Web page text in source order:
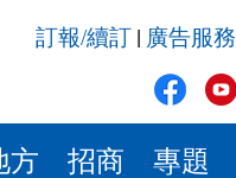
訂報/續訂 廣告服務
方 招商 專題
20:42
20:41